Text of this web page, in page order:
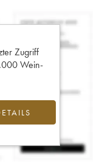
Zugriff
Wein-